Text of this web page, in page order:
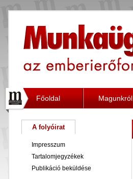
Főoldal Magunkról
A folyóirat
Impresszum
Tartalomjegyzékek
Publikáció beküldése